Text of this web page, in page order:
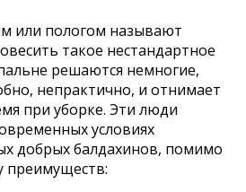
или пологом называют
такое нестандартное
решаются немногие,
непрактично, и отнимает
при уборке. Эти люди
условиях
добрых балдахинов, помимо
преимуществ: